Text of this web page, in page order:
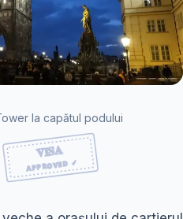
la capătul podului